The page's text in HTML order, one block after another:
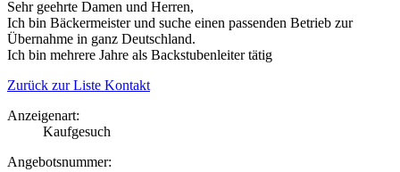
Sehr geehrte Damen und Herren,
Ich bin Bäckermeister und suche einen passenden Betrieb zur
Übernahme in ganz Deutschland.
Ich bin mehrere Jahre als Backstubenleiter tätig
Zurück zur Liste Kontakt
Anzeigenart:
Kaufgesuch
Angebotsnummer: